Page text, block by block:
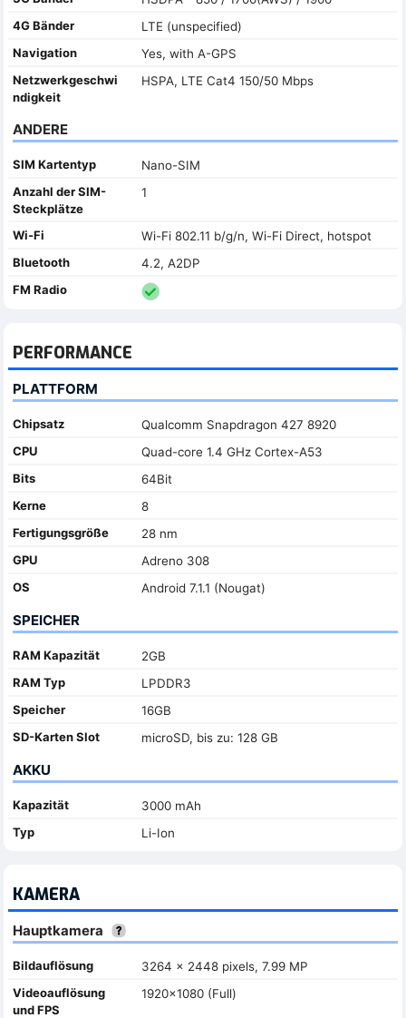
4G Bänder
LTE (unspecified)
Navigation
Yes, with A-GPS
Netzwerkgeschwi
ndigkeit
HSPA, LTE Cat4 150/50 Mbps
ANDERE
SIM Kartentyp
Nano-SIM
Anzahl der SIM-
Steckplätze
1
Wi-Fi
Wi-Fi 802.11 b/g/n, Wi-Fi Direct, hotspot
Bluetooth
4.2, A2DP
FM Radio
PERFORMANCE
PLATTFORM
Chipsatz
Qualcomm Snapdragon 427 8920
CPU
Quad-core 1.4 GHz Cortex-A53
Bits
64Bit
Kerne
8
Fertigungsgröße
28 nm
GPU
Adreno 308
OS
Android 7.1.1 (Nougat)
SPEICHER
RAM Kapazität
2GB
RAM Typ
LPDDR3
Speicher
16GB
SD-Karten Slot
microSD, bis zu: 128 GB
AKKU
Kapazität
3000 mAh
Typ
Li-Ion
KAMERA
Hauptkamera
Bildauflösung
3264 x 2448 pixels, 7.99 MP
Videoauflösung
und FPS
1920x1080 (Full)